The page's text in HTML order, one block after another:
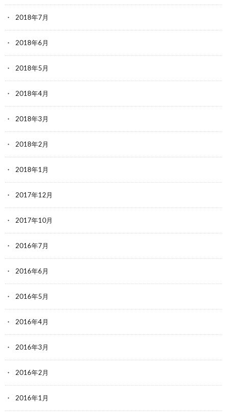
2018年7月
2018年6月
2018年5月
2018年4月
2018年3月
2018年2月
2018年1月
2017年12月
2017年10月
2016年7月
2016年6月
2016年5月
2016年4月
2016年3月
2016年2月
2016年1月